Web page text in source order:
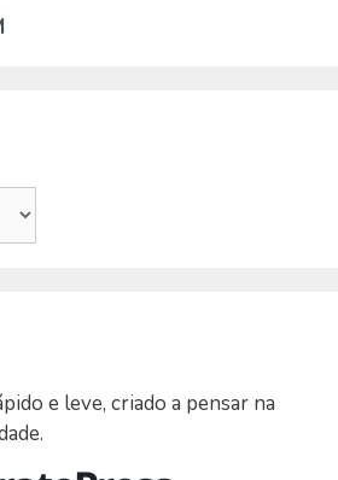
e leve, criado a pensar na